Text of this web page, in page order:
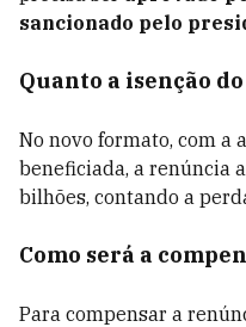
sancionado pelo
Quanto a isenção
No novo formato, com a
beneficiada, a renúncia
bilhões, contando a
Como será a
Para compensar a